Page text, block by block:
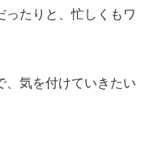
ったりと、忙しくもワ
、気を付けていきたい